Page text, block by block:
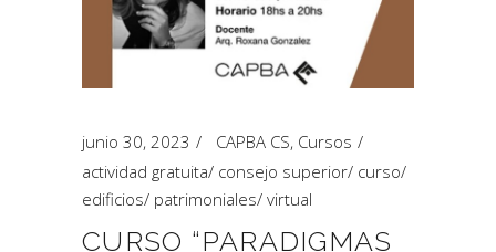
junio 30, 2023 CAPBA CS, Cursos
actividad gratuita/ consejo superior/ curso/
edificios/ patrimoniales/ virtual
CURSO “PARADIGMAS